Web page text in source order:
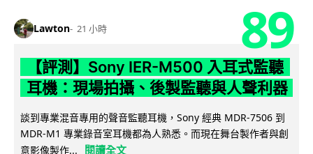
Lawton 21 小時 89
【評測】Sony IER-M500 入耳式監聽
耳機：現場拍攝、後製監聽與人聲利器
談到專業混音專用的聲音監聽耳機，Sony 經典 MDR-7506 到
MDR-M1 專業錄音室耳機都為人熟悉。而現在舞台製作者與創
意影像製作...
閱讀全文